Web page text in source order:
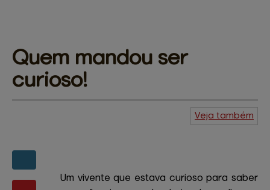
Quem mandou ser
curioso!
Veja também
Um vivente que estava curioso para saber